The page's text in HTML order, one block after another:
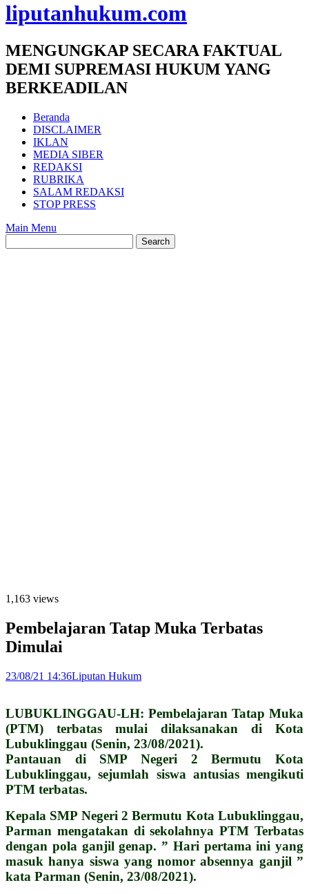
liputanhukum.com
MENGUNGKAP SECARA FAKTUAL
DEMI SUPREMASI HUKUM YANG
BERKEADILAN
Beranda
DISCLAIMER
IKLAN
MEDIA SIBER
REDAKSI
RUBRIKA
SALAM REDAKSI
STOP PRESS
Main Menu
1,163 views
Pembelajaran Tatap Muka Terbatas
Dimulai
23/08/21 14:36Liputan Hukum
LUBUKLINGGAU-LH: Pembelajaran Tatap Muka
(PTM) terbatas mulai dilaksanakan di Kota
Lubuklinggau (Senin, 23/08/2021).
Pantauan di SMP Negeri 2 Bermutu Kota
Lubuklinggau, sejumlah siswa antusias mengikuti
PTM terbatas.
Kepala SMP Negeri 2 Bermutu Kota Lubuklinggau,
Parman mengatakan di sekolahnya PTM Terbatas
dengan pola ganjil genap. ” Hari pertama ini yang
masuk hanya siswa yang nomor absennya ganjil ”
kata Parman (Senin, 23/08/2021).